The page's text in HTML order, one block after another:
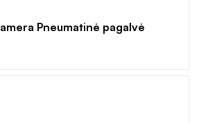
Pneumatinė pagalvė